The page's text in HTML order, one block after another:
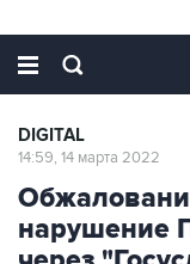
DIGITAL
14:59, 14 марта 2022
нарушение